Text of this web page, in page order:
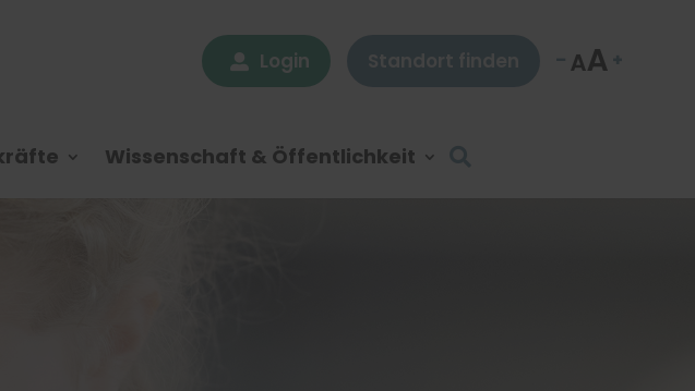
Wissenschaft & Öffentlichkeit
 Login